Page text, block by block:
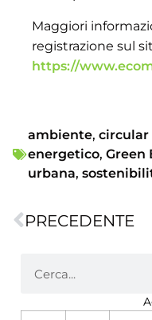
Maggiori
registrazione sul
https://
ambiente, circular
energetico, Green
urbana,
PRECEDENTE